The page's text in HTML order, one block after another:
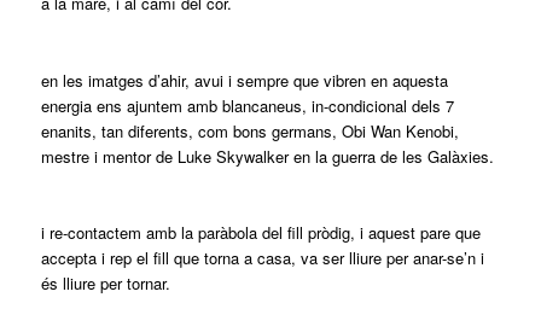
en les imatges d’ahir, avui i sempre que vibren en aquesta
energia ens ajuntem amb blancaneus, in-condicional dels 7
enanits, tan diferents, com bons germans, Obi Wan Kenobi,
mestre i mentor de Luke Skywalker en la guerra de les Galàxies.
i re-contactem amb la paràbola del fill pròdig, i aquest pare que
accepta i rep el fill que torna a casa, va ser lliure per anar-se’n i
és lliure per tornar.